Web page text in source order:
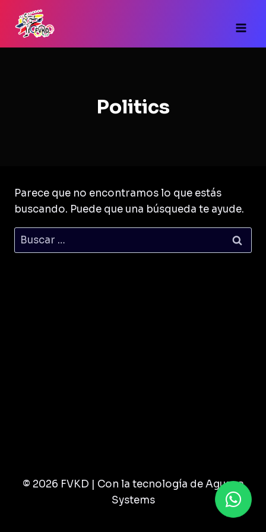
contenido
Politics
Parece que no encontramos lo que estás
buscando. Puede que una búsqueda te ayude.
Buscar:
© 2026 FVKD | Con la tecnología de Aguana
Systems